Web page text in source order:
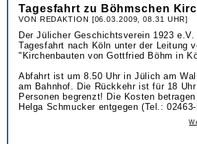
Tagesfahrt zu Böhmschen
VON REDAKTION [06.03.2009, 08.31 UHR]
Der Jülicher Geschichtsverein 1923
Tagesfahrt nach Köln unter der Leitung
"Kirchenbauten von Gottfried Böhm in
Abfahrt ist um 8.50 Uhr in Jülich am
am Bahnhof. Die Rückkehr ist für 18
Personen begrenzt! Die Kosten
Helga Schmucker entgegen (Tel.: